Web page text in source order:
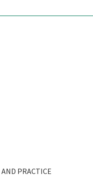
PRACTICE